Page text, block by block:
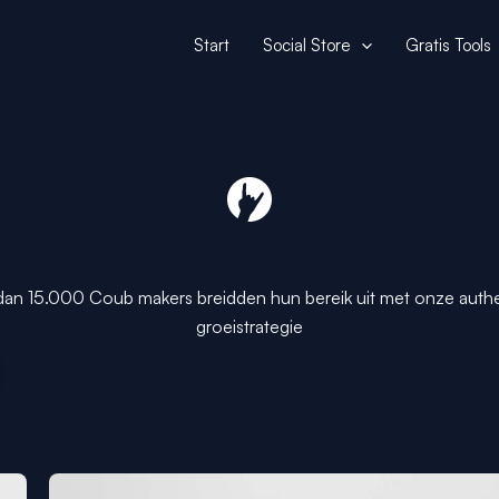
Start Social Store Gratis Tools
15.000 Coub makers breidden hun bereik uit met onze
groeistrategie